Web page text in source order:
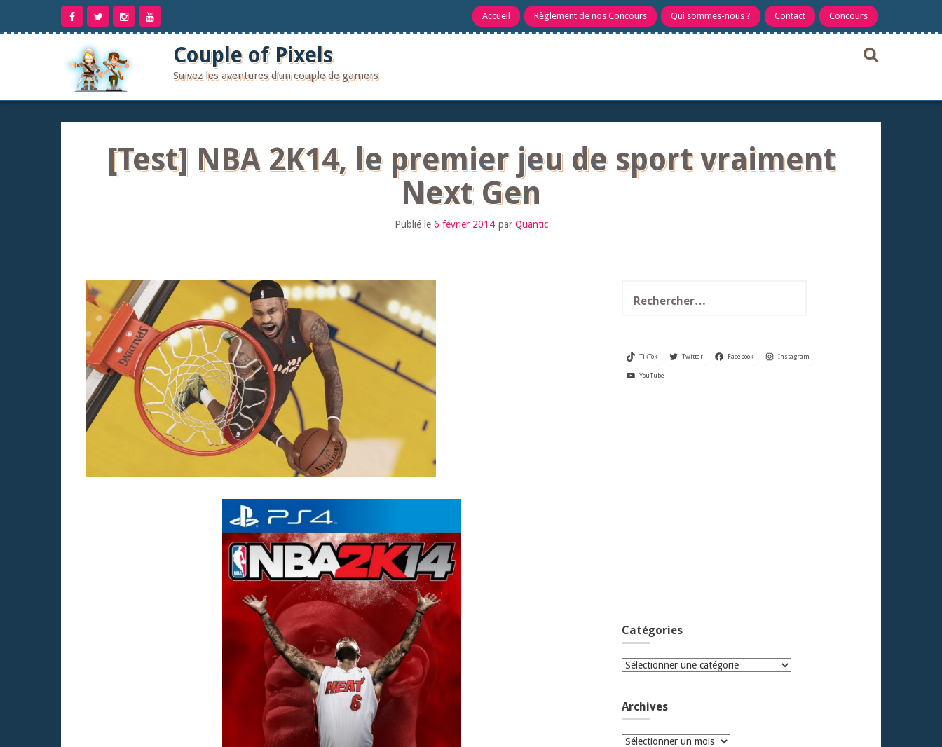
contenu
Accueil Règlement de nos Concours Qui sommes-nous ? Contact Concours
Couple of Pixels
Suivez les aventures d'un couple de gamers
[Test] NBA 2K14, le premier jeu de sport vraiment
Next Gen
Publié le 6 février 2014 par Quantic
TikTok Twitter Facebook Instagram
YouTube
Catégories
Catégories
Archives
Archives